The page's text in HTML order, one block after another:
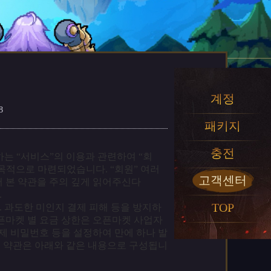
“서비스”의 이용과 관련하여 “회
으로 마련되었습니다. “회원” 여러
약관을 주의 깊게 읽어주신다
도한 미인지 결제 피해 등을 방지하
켓 별 요금 상한은 오픈마켓 사업자
비밀번호 등을 설정하여 만에 하나 발
관은 아래와 같은 내용으로 구성됩니
계정
패키지
충전
고객센터
TOP